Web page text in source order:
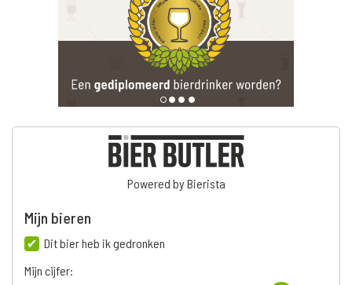
Powered by Bierista
Mijn bieren
Dit bier heb ik gedronken
Mijn cijfer: